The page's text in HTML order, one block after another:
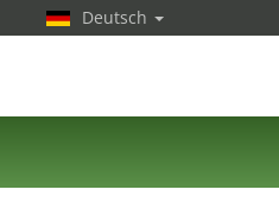
Deutsch